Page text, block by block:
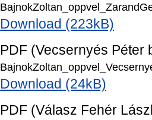
Download (223kB)
PDF (Vecsernyés Péter
Download (24kB)
PDF (Válasz Fehér